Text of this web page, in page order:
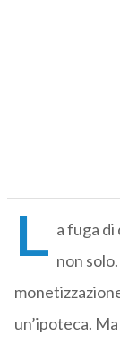
L a fuga di
non
un’ipoteca. Ma